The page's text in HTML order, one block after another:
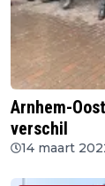
Arnhem-
verschil
14 maart